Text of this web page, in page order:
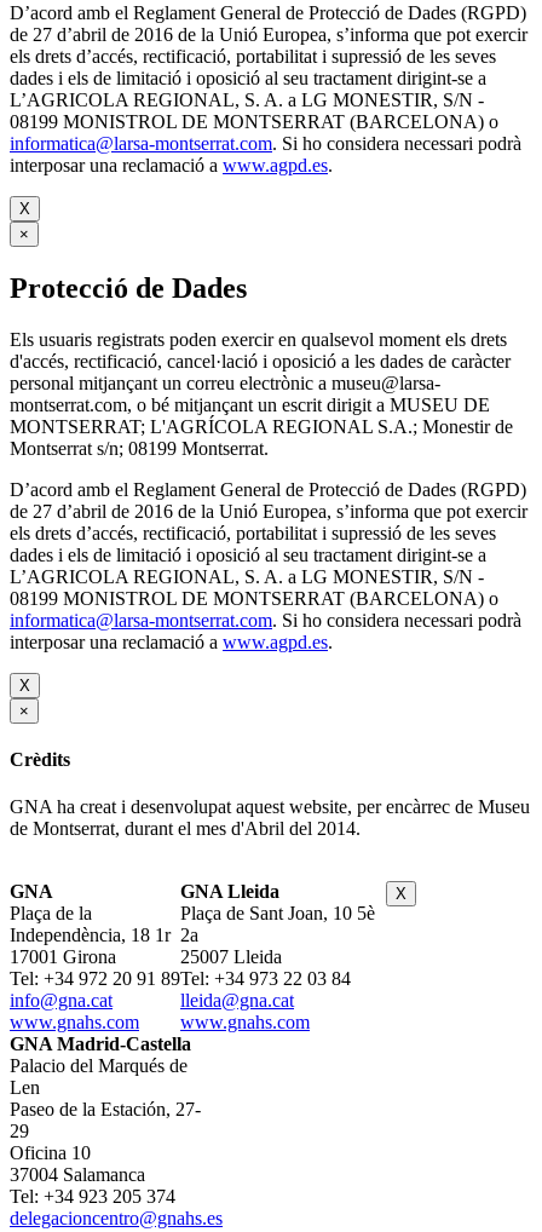
D’acord amb el Reglament General de Protecció de Dades (RGPD)
de 27 d’abril de 2016 de la Unió Europea, s’informa que pot exercir
els drets d’accés, rectificació, portabilitat i supressió de les seves
dades i els de limitació i oposició al seu tractament dirigint-se a
L’AGRICOLA REGIONAL, S. A. a LG MONESTIR, S/N -
08199 MONISTROL DE MONTSERRAT (BARCELONA) o
informatica@larsa-montserrat.com. Si ho considera necessari podrà
interposar una reclamació a www.agpd.es.
X
×
Protecció de Dades
Els usuaris registrats poden exercir en qualsevol moment els drets
d'accés, rectificació, cancel·lació i oposició a les dades de caràcter
personal mitjançant un correu electrònic a museu@larsa-
montserrat.com, o bé mitjançant un escrit dirigit a MUSEU DE
MONTSERRAT; L'AGRÍCOLA REGIONAL S.A.; Monestir de
Montserrat s/n; 08199 Montserrat.
D’acord amb el Reglament General de Protecció de Dades (RGPD)
de 27 d’abril de 2016 de la Unió Europea, s’informa que pot exercir
els drets d’accés, rectificació, portabilitat i supressió de les seves
dades i els de limitació i oposició al seu tractament dirigint-se a
L’AGRICOLA REGIONAL, S. A. a LG MONESTIR, S/N -
08199 MONISTROL DE MONTSERRAT (BARCELONA) o
informatica@larsa-montserrat.com. Si ho considera necessari podrà
interposar una reclamació a www.agpd.es.
X
×
Crèdits
GNA ha creat i desenvolupat aquest website, per encàrrec de Museu
de Montserrat, durant el mes d'Abril del 2014.
GNA
Plaça de la
Independència, 18 1r
17001 Girona
Tel: +34 972 20 91 89
info@gna.cat
www.gnahs.com
GNA Lleida
Plaça de Sant Joan, 10 5è
2a
25007 Lleida
Tel: +34 973 22 03 84
lleida@gna.cat
www.gnahs.com
GNA Madrid-Castella
Palacio del Marqués de
Len
Paseo de la Estación, 27-
29
Oficina 10
37004 Salamanca
Tel: +34 923 205 374
delegacioncentro@gnahs.es
X